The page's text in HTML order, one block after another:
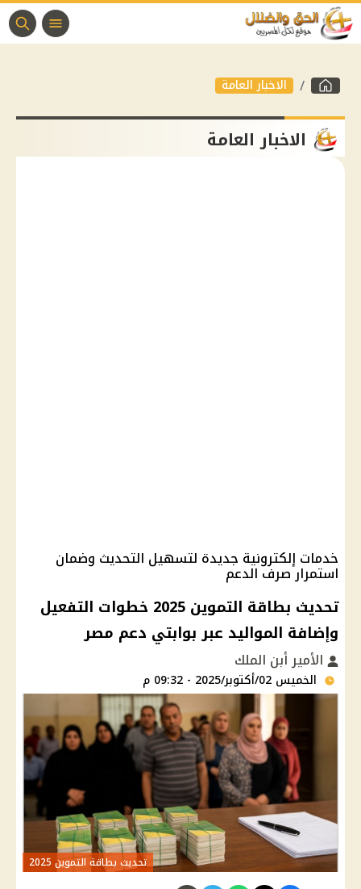
الاخبار العامة
الاخبار العامة
خدمات إلكترونية جديدة لتسهيل التحديث وضمان
استمرار صرف الدعم
تحديث بطاقة التموين 2025 خطوات التفعيل
وإضافة المواليد عبر بوابتي دعم مصر
الأمير أبن الملك
الخميس 02/أكتوبر/2025 - 09:32 م
تحديث بطاقة التموين 2025